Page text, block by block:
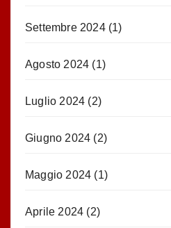
Settembre 2024(1)
Agosto 2024 (1)
Luglio 2024 (2)
Giugno 2024 (2)
Maggio 2024 (1)
Aprile 2024 (2)